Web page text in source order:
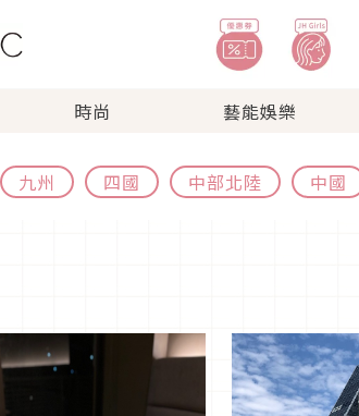
時尚 藝能娛樂
九州 四國 中部北陸 中國